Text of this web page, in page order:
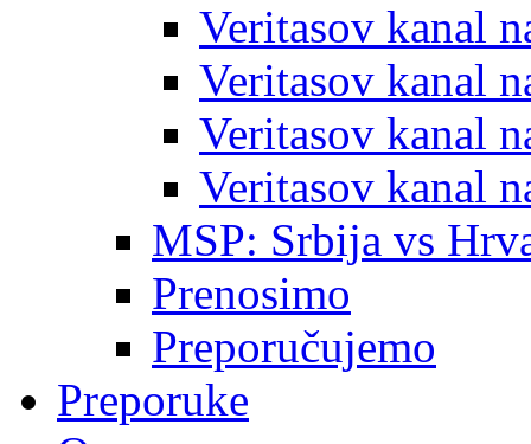
Veritasov kanal
Veritasov kanal
Veritasov kanal
Veritasov kanal
MSP: Srbija vs
Prenosimo
Preporučujemo
Preporuke